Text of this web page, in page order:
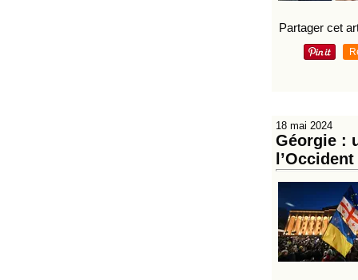
Partager cet
18 mai 2024
Géorgie :
l’Occident